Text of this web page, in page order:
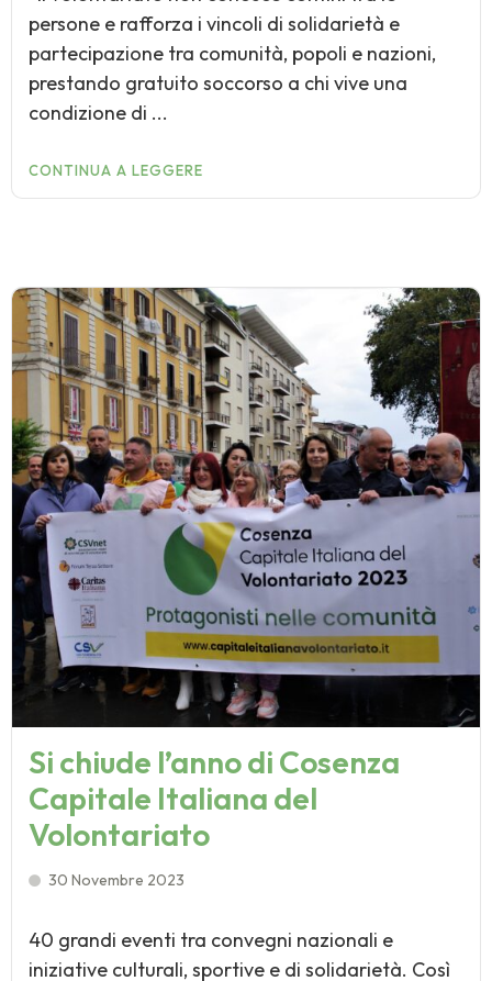
persone e rafforza i vincoli di solidarietà e
partecipazione tra comunità, popoli e nazioni,
prestando gratuito soccorso a chi vive una
condizione di ...
CONTINUA A LEGGERE
Si chiude l’anno di Cosenza
Capitale Italiana del
Volontariato
30 Novembre 2023
40 grandi eventi tra convegni nazionali e
iniziative culturali, sportive e di solidarietà. Così